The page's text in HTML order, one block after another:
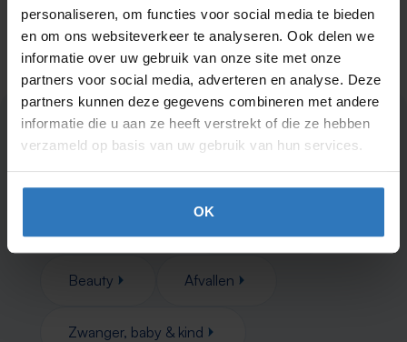
personaliseren, om functies voor social media te bieden
en om ons websiteverkeer te analyseren. Ook delen we
informatie over uw gebruik van onze site met onze
partners voor social media, adverteren en analyse. Deze
partners kunnen deze gegevens combineren met andere
informatie die u aan ze heeft verstrekt of die ze hebben
verzameld op basis van uw gebruik van hun services.
OK
Nog niets gevonden?Kijk eens
in deze categorieën
Beauty Afvallen
Zwanger, baby & kind